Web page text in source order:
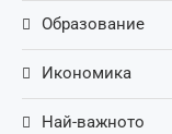
Образование
Икономика
Най-важното